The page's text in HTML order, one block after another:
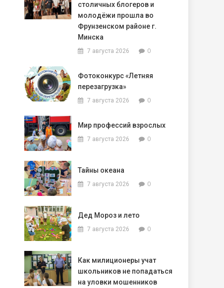
столичных блогеров и
молодёжи прошла во
Фрунзенском районе г.
Минска
7 августа 2026 0
Фотоконкурс «Летняя
перезагрузка»
7 августа 2026 0
Мир профессий взрослых
7 августа 2026 0
Тайны океана
7 августа 2026 0
Дед Мороз и лето
7 августа 2026 0
Как милиционеры учат
школьников не попадаться
на уловки мошенников